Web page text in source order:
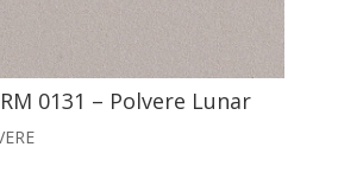
0131 – Polvere Lunar